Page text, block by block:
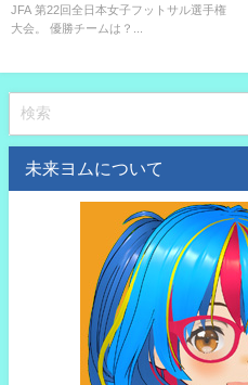
ムは？
JFA 第22回全日本女子フットサル選手権
大会。 優勝チームは？...
未来ヨムについて